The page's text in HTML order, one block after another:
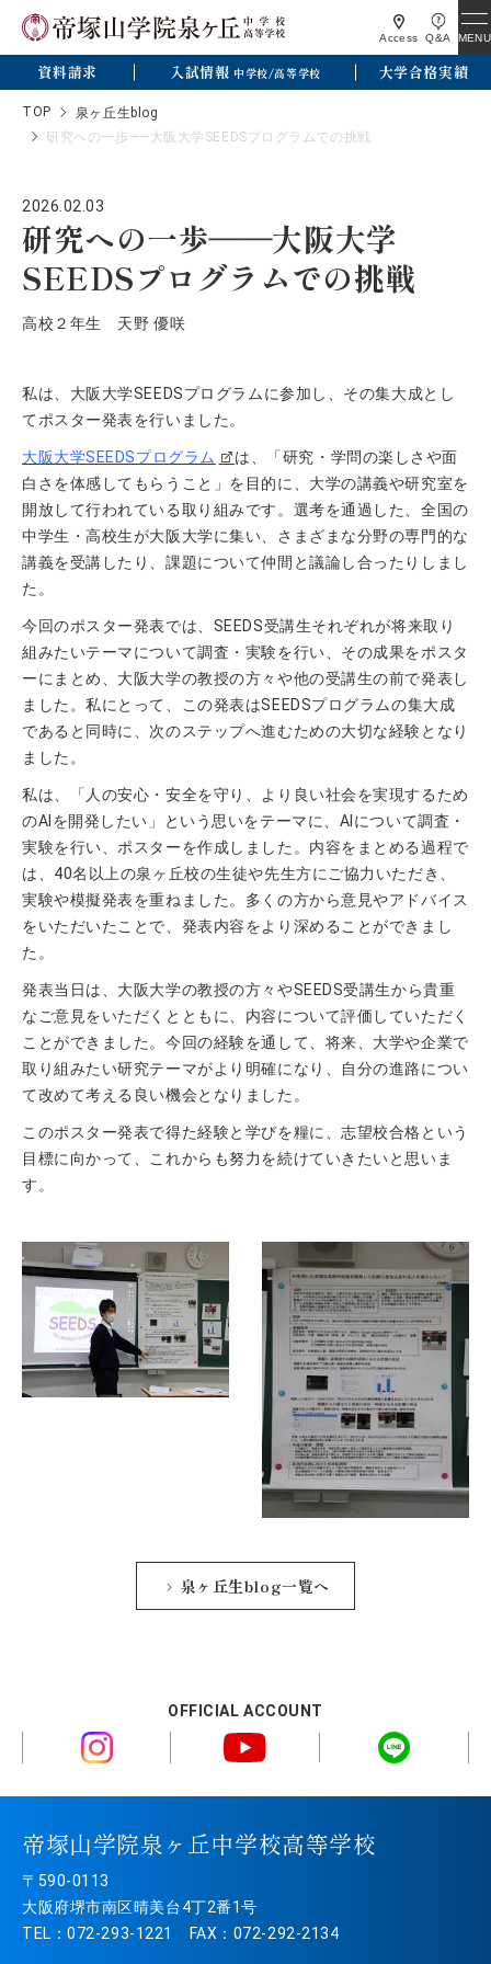
Access Q&A MENU
資料請求 入試情報 中学校/高等学校 大学合格実績
TOP
泉ヶ丘生blog
研究への一歩――大阪大学SEEDSプログラムでの挑戦
2026.02.03
研究への一歩――大阪大学
SEEDSプログラムでの挑戦
高校２年生 天野 優咲
私は、大阪大学SEEDSプログラムに参加し、その集大成とし
てポスター発表を行いました。
大阪大学SEEDSプログラム
は、「研究・学問の楽しさや面
白さを体感してもらうこと」を目的に、大学の講義や研究室を
開放して行われている取り組みです。選考を通過した、全国の
中学生・高校生が大阪大学に集い、さまざまな分野の専門的な
講義を受講したり、課題について仲間と議論し合ったりしまし
た。
今回のポスター発表では、SEEDS受講生それぞれが将来取り
組みたいテーマについて調査・実験を行い、その成果をポスタ
ーにまとめ、大阪大学の教授の方々や他の受講生の前で発表し
ました。私にとって、この発表はSEEDSプログラムの集大成
であると同時に、次のステップへ進むための大切な経験となり
ました。
私は、「人の安心・安全を守り、より良い社会を実現するため
のAIを開発したい」という思いをテーマに、AIについて調査・
実験を行い、ポスターを作成しました。内容をまとめる過程で
は、40名以上の泉ヶ丘校の生徒や先生方にご協力いただき、
実験や模擬発表を重ねました。多くの方から意見やアドバイス
をいただいたことで、発表内容をより深めることができまし
た。
発表当日は、大阪大学の教授の方々やSEEDS受講生から貴重
なご意見をいただくとともに、内容について評価していただく
ことができました。今回の経験を通して、将来、大学や企業で
取り組みたい研究テーマがより明確になり、自分の進路につい
て改めて考える良い機会となりました。
このポスター発表で得た経験と学びを糧に、志望校合格という
目標に向かって、これからも努力を続けていきたいと思いま
す。
泉ヶ丘生blog一覧へ
OFFICIAL ACCOUNT
帝塚山学院泉ヶ丘中学校高等学校
〒590-0113
大阪府堺市南区晴美台4丁2番1号
TEL：072-293-1221 FAX：072-292-2134